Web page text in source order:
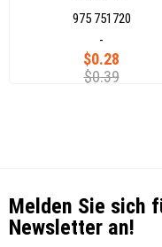
975 751720
$0.28
$0.39
-
Melden Sie sich
Newsletter an!